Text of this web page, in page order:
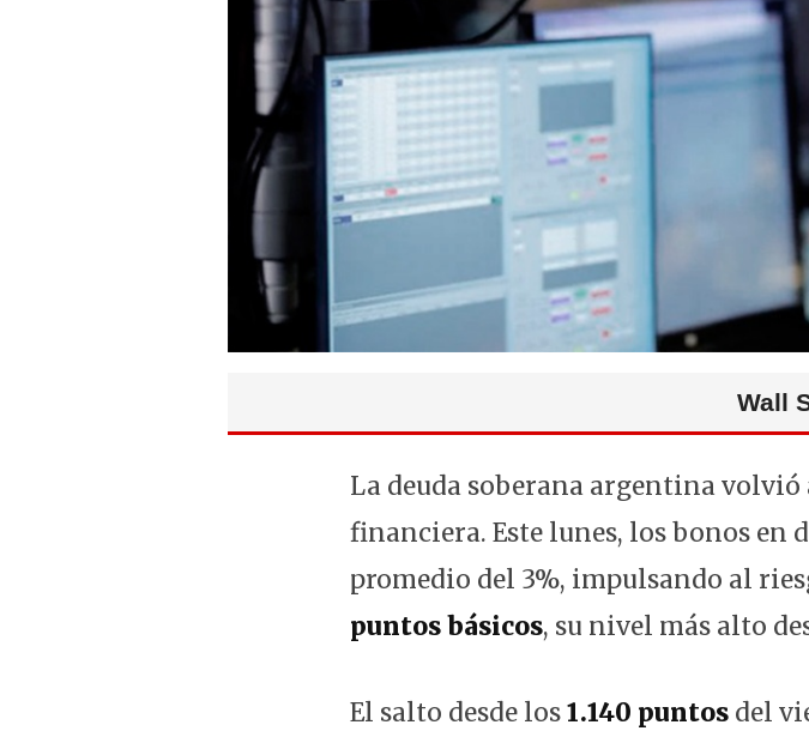
Wall
La deuda soberana argentina
financiera. Este lunes, los bonos en
promedio del 3%, impulsando al
puntos básicos, su nivel más alto
El salto desde los1.140 puntos del